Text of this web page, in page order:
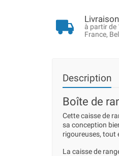
à partir de
France,
Description
Boîte de
Cette caisse de
sa conception
rigoureuses, tout
La caisse de